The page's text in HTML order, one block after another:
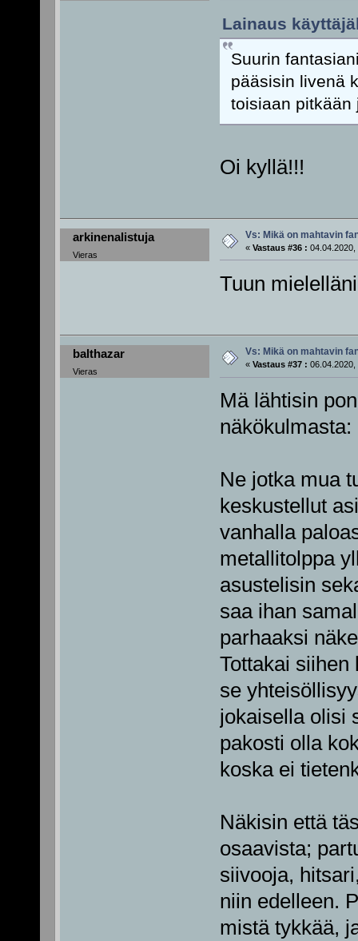
Lainaus
Suurin
pääsisin livenä
toisiaan
Oi kyllä!!!
arkinenalistuja
Vieras
Vs: Mikä on mahtavin
« Vastaus #36 : 04.04.2020,
Tuun
balthazar
Vieras
Vs: Mikä on mahtavin
« Vastaus #37 : 06.04.2020,
Mä lähtisin
näkökulmasta:
Ne jotka mua
keskustellut
vanhalla
metallitolppa
asustelisin
saa ihan
parhaaksi
Tottakai siihen
se
jokaisella olisi
pakosti olla
koska ei
Näkisin että
osaavista;
siivooja,
niin edelleen.
mistä tykkää,